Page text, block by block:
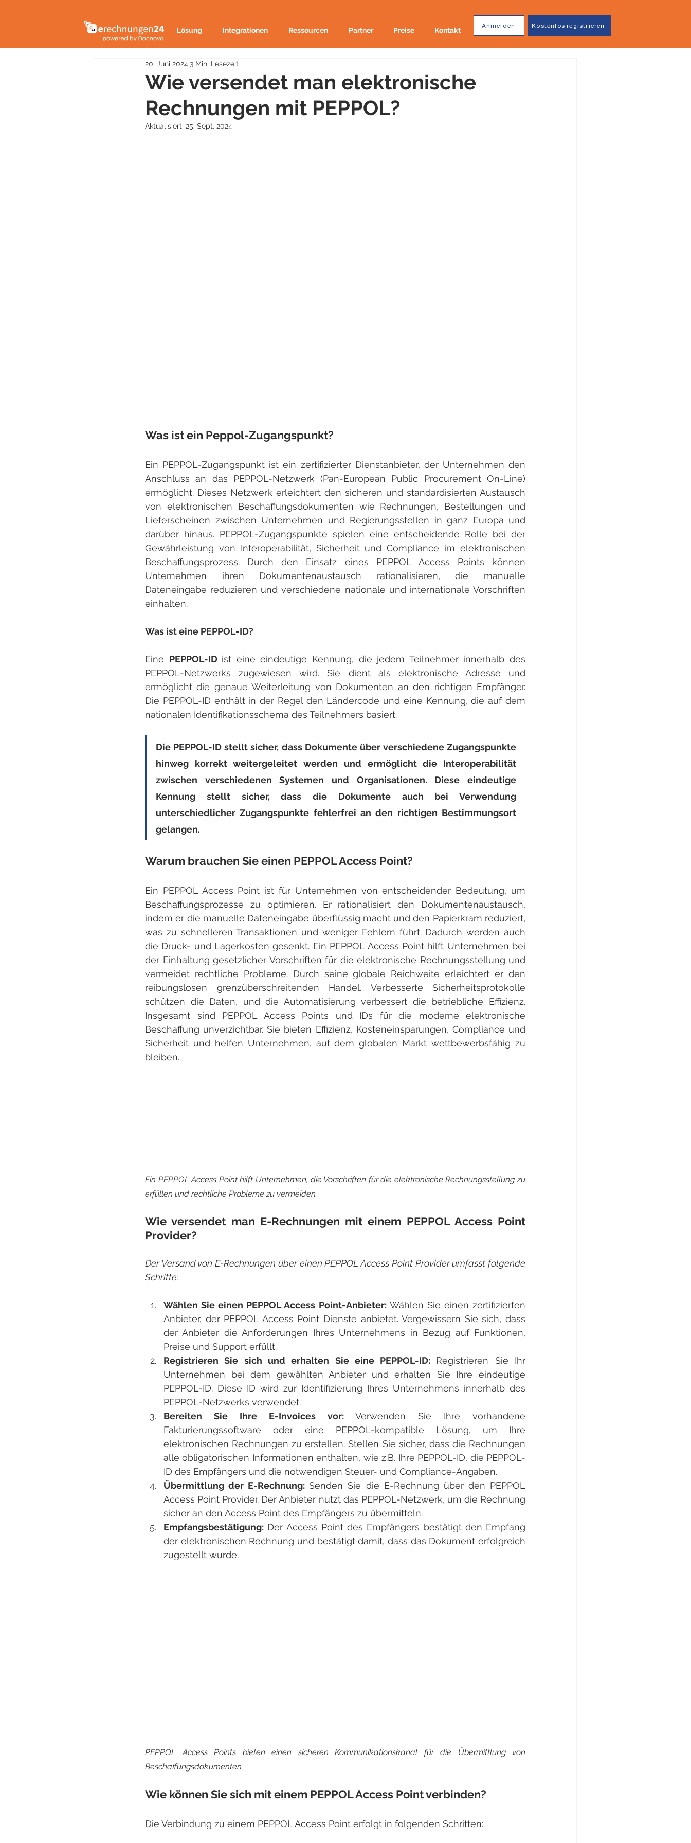
Lösung Integrationen Ressourcen Partner Preise Kontakt
Anmelden Kostenlos registrieren
Wie versendet man elektronische
Rechnungen mit PEPPOL?
20. Juni 2024 3 Min. Lesezeit
Aktualisiert: 25. Sept. 2024
Was ist ein Peppol-Zugangspunkt?
Ein PEPPOL-Zugangspunkt ist ein zertifizierter Dienstanbieter, der Unternehmen den
Anschluss an das PEPPOL-Netzwerk (Pan-European Public Procurement On-Line)
ermöglicht. Dieses Netzwerk erleichtert den sicheren und standardisierten Austausch
von elektronischen Beschaffungsdokumenten wie Rechnungen, Bestellungen und
Lieferscheinen zwischen Unternehmen und Regierungsstellen in ganz Europa und
darüber hinaus. PEPPOL-Zugangspunkte spielen eine entscheidende Rolle bei der
Gewährleistung von Interoperabilität, Sicherheit und Compliance im elektronischen
Beschaffungsprozess. Durch den Einsatz eines PEPPOL Access Points können
Unternehmen ihren Dokumentenaustausch rationalisieren, die manuelle
Dateneingabe reduzieren und verschiedene nationale und internationale Vorschriften
einhalten.
Was ist eine PEPPOL-ID?
Eine PEPPOL-ID ist eine eindeutige Kennung, die jedem Teilnehmer innerhalb des
PEPPOL-Netzwerks zugewiesen wird. Sie dient als elektronische Adresse und
ermöglicht die genaue Weiterleitung von Dokumenten an den richtigen Empfänger.
Die PEPPOL-ID enthält in der Regel den Ländercode und eine Kennung, die auf dem
nationalen Identifikationsschema des Teilnehmers basiert.
Die PEPPOL-ID stellt sicher, dass Dokumente über verschiedene Zugangspunkte
hinweg korrekt weitergeleitet werden und ermöglicht die Interoperabilität
zwischen verschiedenen Systemen und Organisationen. Diese eindeutige
Kennung stellt sicher, dass die Dokumente auch bei Verwendung
unterschiedlicher Zugangspunkte fehlerfrei an den richtigen Bestimmungsort
gelangen.
Warum brauchen Sie einen PEPPOL Access Point?
Ein PEPPOL Access Point ist für Unternehmen von entscheidender Bedeutung, um
Beschaffungsprozesse zu optimieren. Er rationalisiert den Dokumentenaustausch,
indem er die manuelle Dateneingabe überflüssig macht und den Papierkram reduziert,
was zu schnelleren Transaktionen und weniger Fehlern führt. Dadurch werden auch
die Druck- und Lagerkosten gesenkt. Ein PEPPOL Access Point hilft Unternehmen bei
der Einhaltung gesetzlicher Vorschriften für die elektronische Rechnungsstellung und
vermeidet rechtliche Probleme. Durch seine globale Reichweite erleichtert er den
reibungslosen grenzüberschreitenden Handel. Verbesserte Sicherheitsprotokolle
schützen die Daten, und die Automatisierung verbessert die betriebliche Effizienz.
Insgesamt sind PEPPOL Access Points und IDs für die moderne elektronische
Beschaffung unverzichtbar. Sie bieten Effizienz, Kosteneinsparungen, Compliance und
Sicherheit und helfen Unternehmen, auf dem globalen Markt wettbewerbsfähig zu
bleiben.
Ein PEPPOL Access Point hilft Unternehmen, die Vorschriften für die elektronische Rechnungsstellung zu
erfüllen und rechtliche Probleme zu vermeiden.
Wie versendet man E-Rechnungen mit einem PEPPOL Access Point
Provider?
Der Versand von E-Rechnungen über einen PEPPOL Access Point Provider umfasst folgende
Schritte:
Wählen Sie einen PEPPOL Access Point-Anbieter: Wählen Sie einen zertifizierten
Anbieter, der PEPPOL Access Point Dienste anbietet. Vergewissern Sie sich, dass
der Anbieter die Anforderungen Ihres Unternehmens in Bezug auf Funktionen,
Preise und Support erfüllt.
Registrieren Sie sich und erhalten Sie eine PEPPOL-ID: Registrieren Sie Ihr
Unternehmen bei dem gewählten Anbieter und erhalten Sie Ihre eindeutige
PEPPOL-ID. Diese ID wird zur Identifizierung Ihres Unternehmens innerhalb des
PEPPOL-Netzwerks verwendet.
Bereiten Sie Ihre E-Invoices vor: Verwenden Sie Ihre vorhandene
Fakturierungssoftware oder eine PEPPOL-kompatible Lösung, um Ihre
elektronischen Rechnungen zu erstellen. Stellen Sie sicher, dass die Rechnungen
alle obligatorischen Informationen enthalten, wie z.B. Ihre PEPPOL-ID, die PEPPOL-
ID des Empfängers und die notwendigen Steuer- und Compliance-Angaben.
Übermittlung der E-Rechnung: Senden Sie die E-Rechnung über den PEPPOL
Access Point Provider. Der Anbieter nutzt das PEPPOL-Netzwerk, um die Rechnung
sicher an den Access Point des Empfängers zu übermitteln.
Empfangsbestätigung: Der Access Point des Empfängers bestätigt den Empfang
der elektronischen Rechnung und bestätigt damit, dass das Dokument erfolgreich
zugestellt wurde.
PEPPOL Access Points bieten einen sicheren Kommunikationskanal für die Übermittlung von
Beschaffungsdokumenten
Wie können Sie sich mit einem PEPPOL Access Point verbinden?
Die Verbindung zu einem PEPPOL Access Point erfolgt in folgenden Schritten: